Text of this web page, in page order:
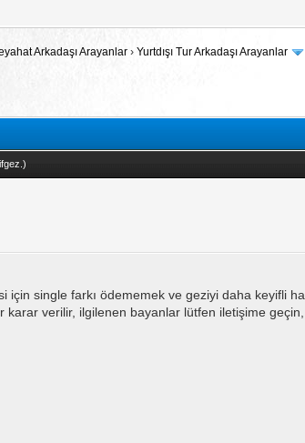
Arkadaşı Arayanlar›Yurtdışı Tur Arkadaşı Arayanlar
.)
single farkı ödememek ve geziyi daha keyifli
karar verilir, ilgilenen bayanlar lütfen iletişime